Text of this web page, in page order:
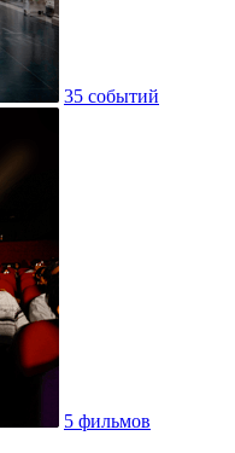
35 событий
5 фильмов